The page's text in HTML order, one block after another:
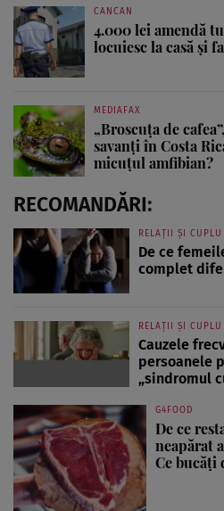
CANCAN
4.000 lei amendă
locuiesc la casă și
MEDIAFAX
„Broscuța de
savanți în Costa
micuțul amfibian?
RECOMANDĂRI:
RELAȚII ȘI CUPLU
De ce
complet
RELAȚII ȘI CUPLU
Cauzele
persoanele
„sindromul
G4FOOD
De ce
neapărat
Ce bucăți